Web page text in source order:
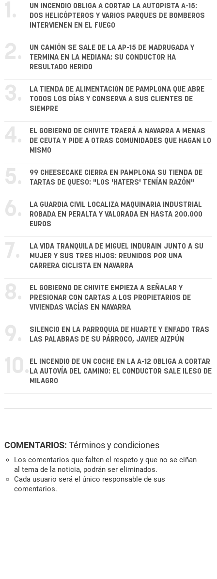
1.
UN INCENDIO OBLIGA A CORTAR LA AUTOPISTA A-15:
DOS HELICÓPTEROS Y VARIOS PARQUES DE BOMBEROS
INTERVIENEN EN EL FUEGO
2.
UN CAMIÓN SE SALE DE LA AP-15 DE MADRUGADA Y
TERMINA EN LA MEDIANA: SU CONDUCTOR HA
RESULTADO HERIDO
3.
LA TIENDA DE ALIMENTACIÓN DE PAMPLONA QUE ABRE
TODOS LOS DÍAS Y CONSERVA A SUS CLIENTES DE
SIEMPRE
4.
EL GOBIERNO DE CHIVITE TRAERÁ A NAVARRA A MENAS
DE CEUTA Y PIDE A OTRAS COMUNIDADES QUE HAGAN LO
MISMO
5.
99 CHEESECAKE CIERRA EN PAMPLONA SU TIENDA DE
TARTAS DE QUESO: "LOS 'HATERS' TENÍAN RAZÓN"
6.
LA GUARDIA CIVIL LOCALIZA MAQUINARIA INDUSTRIAL
ROBADA EN PERALTA Y VALORADA EN HASTA 200.000
EUROS
7.
LA VIDA TRANQUILA DE MIGUEL INDURÁIN JUNTO A SU
MUJER Y SUS TRES HIJOS: REUNIDOS POR UNA
CARRERA CICLISTA EN NAVARRA
8.
EL GOBIERNO DE CHIVITE EMPIEZA A SEÑALAR Y
PRESIONAR CON CARTAS A LOS PROPIETARIOS DE
VIVIENDAS VACÍAS EN NAVARRA
9.
SILENCIO EN LA PARROQUIA DE HUARTE Y ENFADO TRAS
LAS PALABRAS DE SU PÁRROCO, JAVIER AIZPÚN
10. EL INCENDIO DE UN COCHE EN LA A-12 OBLIGA A CORTAR
LA AUTOVÍA DEL CAMINO: EL CONDUCTOR SALE ILESO DE
MILAGRO
COMENTARIOS: Términos y condiciones
Los comentarios que falten el respeto y que no se ciñan
al tema de la noticia, podrán ser eliminados.
Cada usuario será el único responsable de sus
comentarios.